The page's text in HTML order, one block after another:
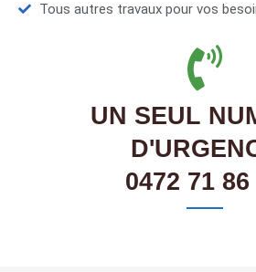
Tous autres travaux pour vos
UN SEUL
0472 71 86